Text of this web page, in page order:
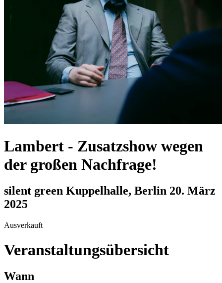
Lambert - Zusatzshow wegen
der großen Nachfrage!
silent green Kuppelhalle, Berlin 20. März
2025
Ausverkauft
Veranstaltungsübersicht
Wann